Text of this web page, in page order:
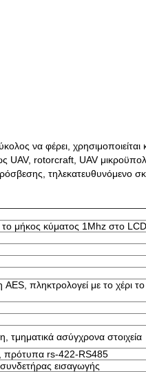
να φέρει,
rotorcraft, UAV
το μήκος κύματος 1Mhz στο LCD
πληκτρολογεί με το χέρι το
τμηματικά ασύγχρονα στοιχεία
πρότυπα rs-422-RS485
εισαγωγής